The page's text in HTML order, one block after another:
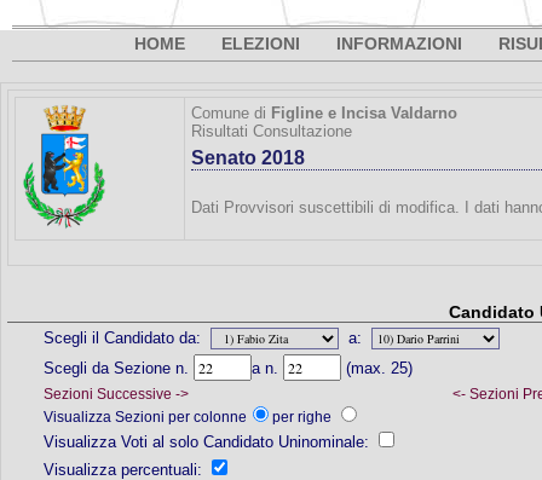
HOME ELEZIONI INFORMAZIONI
Comune di Figline e Incisa Valdarno
Risultati Consultazione
Senato 2018
Dati Provvisori suscettibili di modifica. I dati
Candidato
Scegli il Candidato da:
a:
Scegli da Sezione n.
a n. (max. 25)
<- Sezioni
Sezioni Successive ->
Visualizza Sezioni per colonne
per righe
Visualizza Voti al solo Candidato Uninominale:
Visualizza percentuali: